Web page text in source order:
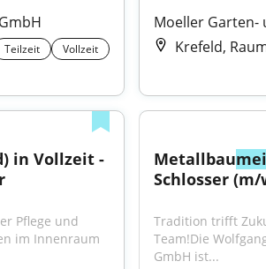
Teilzeit Vollzeit
Moeller Garten-
Krefeld,
in Vollzeit -
Pflege und
im Innenraum
Metallbau
Schlosser
Tradition trifft
Team!Die
GmbH ist...